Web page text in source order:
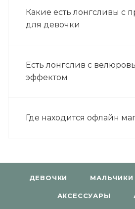
Какие есть лонгсливы с
для девочки
Есть лонгслив с
эффектом
Где находится офлайн
ДЕВОЧКИ МАЛЬЧИКИ
АКСЕССУАРЫ